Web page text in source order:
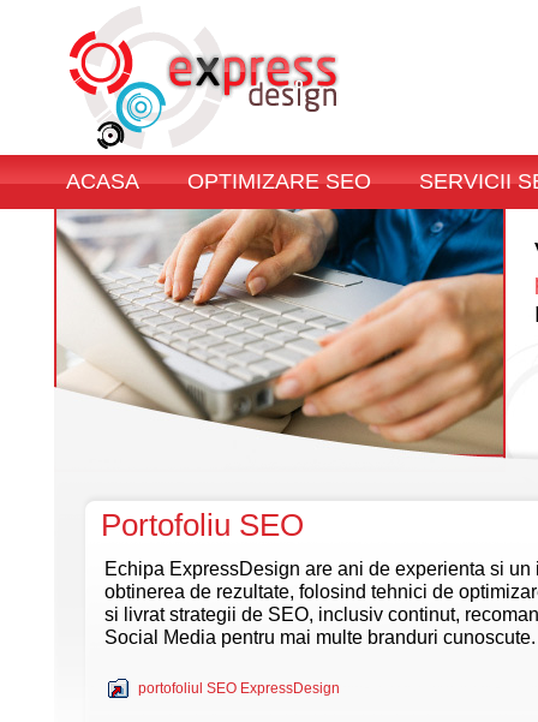
ACASA OPTIMIZARE SEO SERVICII
Portofoliu SEO
Echipa ExpressDesign are ani de experienta si un
obtinerea de rezultate, folosind tehnici de
si livrat strategii de SEO, inclusiv continut,
Social Media pentru mai multe branduri cunoscute.
portofoliul SEO ExpressDesign